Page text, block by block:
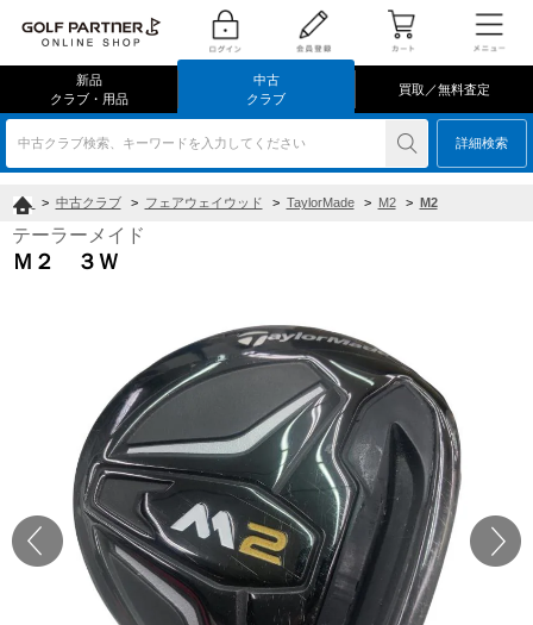
新品
クラブ・用品
中古
クラブ
買取／無料査定
中古クラブ検索、キーワードを入力してください 詳細検索
> 中古クラブ > フェアウェイウッド > TaylorMade > M2 > M2
テーラーメイド
Ｍ２ ３Ｗ